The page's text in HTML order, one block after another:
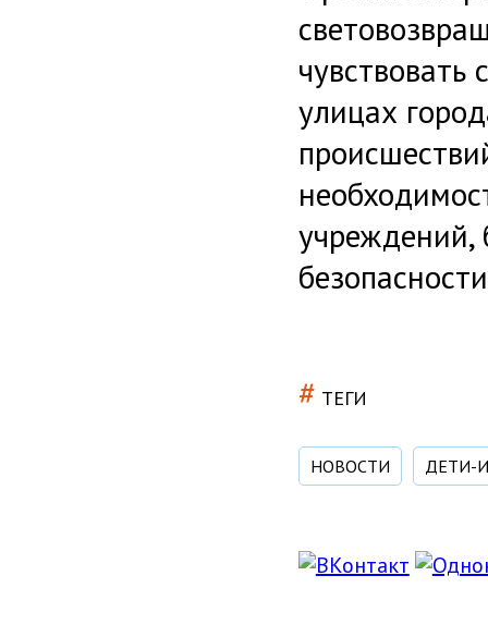
улицах
учреждений,
# ТЕГИ
НОВОСТИ ДЕТИ-